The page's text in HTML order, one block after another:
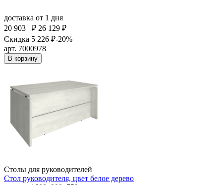
доставка от 1 дня
20 903
₽ 26 129 ₽
Скидка 5 226 ₽-20%
арт. 7000978
В корзину
Столы для руководителей
Стол руководителя, цвет белое дерево